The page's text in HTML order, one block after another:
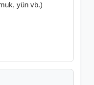
yün vb.)